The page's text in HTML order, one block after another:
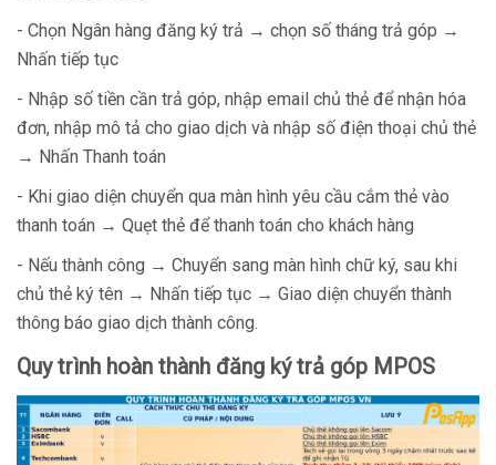
- Chọn Ngân hàng đăng ký trả → chọn số tháng trả góp →
Nhấn tiếp tục
- Nhập số tiền cần trả góp, nhập email chủ thẻ để nhận hóa
đơn, nhập mô tả cho giao dịch và nhập số điện thoại chủ thẻ
→ Nhấn Thanh toán
- Khi giao diện chuyển qua màn hình yêu cầu cắm thẻ vào
thanh toán → Quẹt thẻ để thanh toán cho khách hàng
- Nếu thành công → Chuyển sang màn hình chữ ký, sau khi
chủ thẻ ký tên → Nhấn tiếp tục → Giao diện chuyển thành
thông báo giao dịch thành công.
Quy trình hoàn thành đăng ký trả góp MPOS